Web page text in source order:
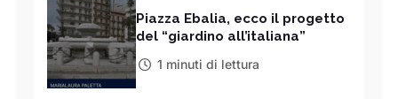
Piazza Ebalia, ecco il progetto
del “giardino all’italiana”
1 minuti di lettura